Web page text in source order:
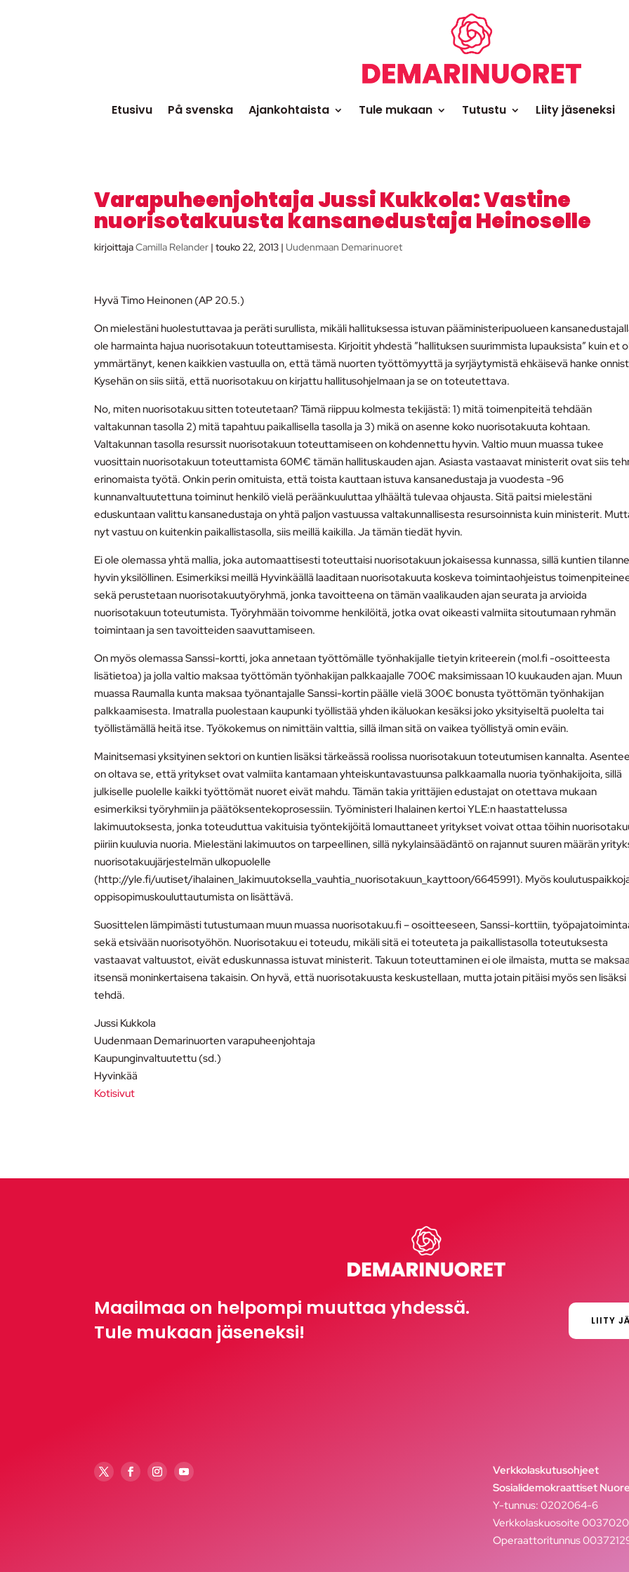
Etusivu På svenska Ajankohtaista Tule mukaan Tutustu Liity jäseneksi
Varapuheenjohtaja Jussi Kukkola: Vastine
nuorisotakuusta kansanedustaja Heinoselle
kirjoittajaCamilla Relander |touko 22, 2013 | Uudenmaan Demarinuoret
Hyvä Timo Heinonen (AP 20.5.)
On mielestäni huolestuttavaa ja peräti surullista, mikäli hallituksessa istuvan pääministeripuolueen
ole harmainta hajua nuorisotakuun toteuttamisesta. Kirjoitit yhdestä ”hallituksen suurimmista lupauksista” kuin et
ymmärtänyt, kenen kaikkien vastuulla on, että tämä nuorten työttömyyttä ja syrjäytymistä ehkäisevä hanke
Kysehän on siis siitä, että nuorisotakuu on kirjattu hallitusohjelmaan ja se on toteutettava.
No, miten nuorisotakuu sitten toteutetaan? Tämä riippuu kolmesta tekijästä: 1) mitä toimenpiteitä tehdään
valtakunnan tasolla 2) mitä tapahtuu paikallisella tasolla ja 3) mikä on asenne koko nuorisotakuuta kohtaan.
Valtakunnan tasolla resurssit nuorisotakuun toteuttamiseen on kohdennettu hyvin. Valtio muun muassa tukee
vuosittain nuorisotakuun toteuttamista 60M€ tämän hallituskauden ajan. Asiasta vastaavat ministerit ovat siis
erinomaista työtä. Onkin perin omituista, että toista kauttaan istuva kansanedustaja ja vuodesta -96
kunnanvaltuutettuna toiminut henkilö vielä peräänkuuluttaa ylhäältä tulevaa ohjausta. Sitä paitsi mielestäni
eduskuntaan valittu kansanedustaja on yhtä paljon vastuussa valtakunnallisesta resursoinnista kuin ministerit.
nyt vastuu on kuitenkin paikallistasolla, siis meillä kaikilla. Ja tämän tiedät hyvin.
Ei ole olemassa yhtä mallia, joka automaattisesti toteuttaisi nuorisotakuun jokaisessa kunnassa, sillä kuntien
hyvin yksilöllinen. Esimerkiksi meillä Hyvinkäällä laaditaan nuorisotakuuta koskeva toimintaohjeistus
sekä perustetaan nuorisotakuutyöryhmä, jonka tavoitteena on tämän vaalikauden ajan seurata ja arvioida
nuorisotakuun toteutumista. Työryhmään toivomme henkilöitä, jotka ovat oikeasti valmiita sitoutumaan ryhmän
toimintaan ja sen tavoitteiden saavuttamiseen.
On myös olemassa Sanssi-kortti, joka annetaan työttömälle työnhakijalle tietyin kriteerein (mol.fi -osoitteesta
lisätietoa) ja jolla valtio maksaa työttömän työnhakijan palkkaajalle 700€ maksimissaan 10 kuukauden ajan. Muun
muassa Raumalla kunta maksaa työnantajalle Sanssi-kortin päälle vielä 300€ bonusta työttömän työnhakijan
palkkaamisesta. Imatralla puolestaan kaupunki työllistää yhden ikäluokan kesäksi joko yksityiseltä puolelta tai
työllistämällä heitä itse. Työkokemus on nimittäin valttia, sillä ilman sitä on vaikea työllistyä omin eväin.
Mainitsemasi yksityinen sektori on kuntien lisäksi tärkeässä roolissa nuorisotakuun toteutumisen kannalta.
on oltava se, että yritykset ovat valmiita kantamaan yhteiskuntavastuunsa palkkaamalla nuoria työnhakijoita, sillä
julkiselle puolelle kaikki työttömät nuoret eivät mahdu. Tämän takia yrittäjien edustajat on otettava mukaan
esimerkiksi työryhmiin ja päätöksentekoprosessiin. Työministeri Ihalainen kertoi YLE:n haastattelussa
lakimuutoksesta, jonka toteuduttua vakituisia työntekijöitä lomauttaneet yritykset voivat ottaa töihin
piiriin kuuluvia nuoria. Mielestäni lakimuutos on tarpeellinen, sillä nykylainsäädäntö on rajannut suuren määrän
nuorisotakuujärjestelmän ulkopuolelle
(http://yle.fi/uutiset/ihalainen_lakimuutoksella_vauhtia_nuorisotakuun_kayttoon/6645991). Myös
oppisopimuskouluttautumista on lisättävä.
Suosittelen lämpimästi tutustumaan muun muassa nuorisotakuu.fi – osoitteeseen, Sanssi-korttiin,
sekä etsivään nuorisotyöhön. Nuorisotakuu ei toteudu, mikäli sitä ei toteuteta ja paikallistasolla toteutuksesta
vastaavat valtuustot, eivät eduskunnassa istuvat ministerit. Takuun toteuttaminen ei ole ilmaista, mutta se
itsensä moninkertaisena takaisin. On hyvä, että nuorisotakuusta keskustellaan, mutta jotain pitäisi myös sen lisäksi
tehdä.
Jussi Kukkola
Uudenmaan Demarinuorten varapuheenjohtaja
Kaupunginvaltuutettu (sd.)
Hyvinkää
Kotisivut
Maailmaa on helpompi muuttaa yhdessä.
Tule mukaan jäseneksi!
LIITY
Verkkolaskutusohjeet
Sosialidemokraattiset
Y-tunnus: 0202064-6
Verkkolaskuosoite
Operaattoritunnus